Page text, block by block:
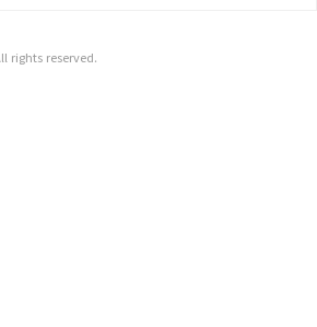
rights reserved.